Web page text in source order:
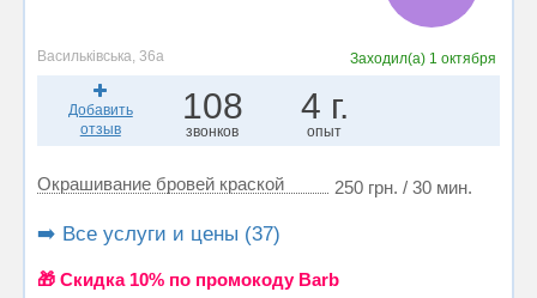
Васильківська, 36а Заходил(а) 1 октября
Добавить
отзыв
108
звонков
4 г.
опыт
Окрашивание бровей краской 250 грн. / 30 мин.
➡️ Все услуги и цены (37)
🎁 Cкидка 10% по промокоду Barb